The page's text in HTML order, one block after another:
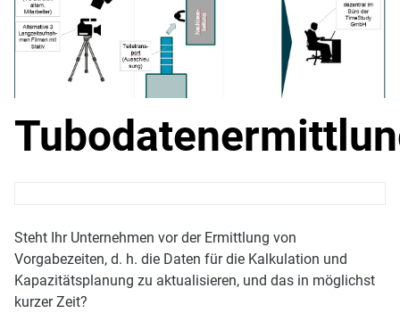
Steht Ihr Unternehmen vor der Ermittlung von
Vorgabezeiten, d. h. die Daten für die Kalkulation und
Kapazitätsplanung zu aktualisieren, und das in möglichst
kurzer Zeit?